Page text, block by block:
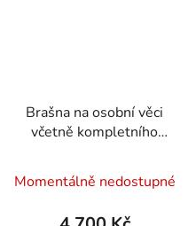
Brašna na osobní věci
včetně kompletního
Momentálně nedostupné